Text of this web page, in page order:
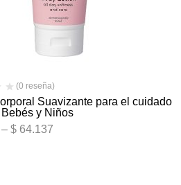
(0 reseña)
Suavizante para el cuidado
y Niños
– $ 64.137